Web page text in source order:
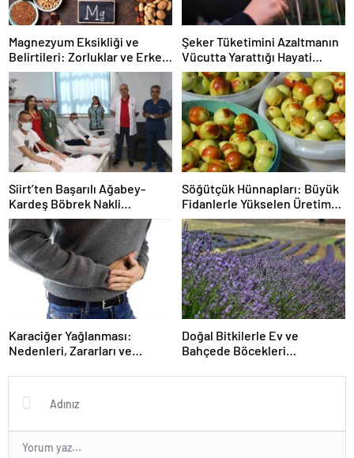
Magnezyum Eksikliği ve
Belirtileri: Zorluklar ve Erken
Uyarılar
Şeker Tüketimini Azaltmanın
Vücutta Yarattığı Hayati
Dönüşümler
Siirt’ten Başarılı Ağabey-
Kardeş Böbrek Nakli
Hikayesi: Tereddütsüz
Fedakarlık ve Umut
Söğütçük Hünnapları: Büyük
Fidanlerle Yükselen Üretim
ve Doğal Yöntemler
Karaciğer Yağlanması:
Nedenleri, Zararları ve
Tavsiyeleri
Doğal Bitkilerle Ev ve
Bahçede Böcekleri